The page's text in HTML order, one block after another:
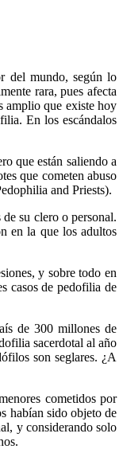
del mundo, según lo
rara, pues afecta
amplio que existe hoy
En los escándalos
que están saliendo a
que cometen abuso
and Priests).
su clero o personal.
en la que los adultos
y sobre todo en
casos de pedofilia de
de 300 millones de
sacerdotal al año
son seglares. ¿A
cometidos por
habían sido objeto de
y considerando solo